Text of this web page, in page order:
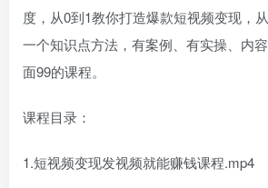
度，从0到1教你打造爆款短视频变现，
一个知识点方法，有案例、有实操、内
面99的课程。
课程目录：
1.短视频变现发视频就能赚钱课程.mp4